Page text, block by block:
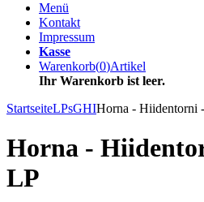
Menü
Kontakt
Impressum
Kasse
Warenkorb(0)Artikel
Ihr Warenkorb ist leer.
StartseiteLPsGHIHorna - Hiidentorni
Horna -
LP